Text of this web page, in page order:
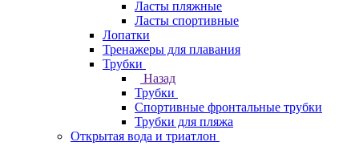
Ласты пляжные
Ласты спортивные
Лопатки
Тренажеры для плавания
Трубки
Назад
Трубки
Спортивные фронтальные трубки
Трубки для пляжа
Открытая вода и триатлон